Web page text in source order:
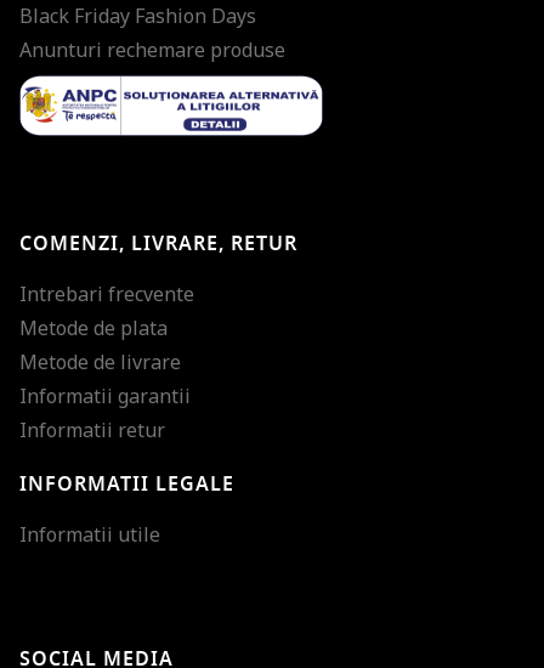
Black Friday Fashion Days
Anunturi rechemare produse
COMENZI, LIVRARE, RETUR
Intrebari frecvente
Metode de plata
Metode de livrare
Informatii garantii
Informatii retur
INFORMATII LEGALE
Informatii utile
SOCIAL MEDIA